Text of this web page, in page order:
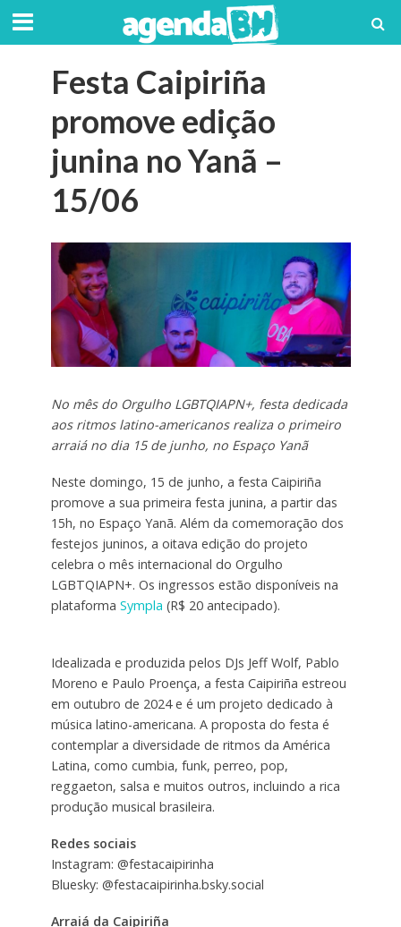
Festa Caipiriña
promove edição
junina no Yanã –
15/06
No mês do Orgulho LGBTQIAPN+, festa dedicada
aos ritmos latino-americanos realiza o primeiro
arraiá no dia 15 de junho, no Espaço Yanã
Neste domingo, 15 de junho, a festa Caipiriña
promove a sua primeira festa junina, a partir das
15h, no Espaço Yanã. Além da comemoração dos
festejos juninos, a oitava edição do projeto
celebra o mês internacional do Orgulho
LGBTQIAPN+. Os ingressos estão disponíveis na
plataforma Sympla (R$ 20 antecipado).
Idealizada e produzida pelos DJs Jeff Wolf, Pablo
Moreno e Paulo Proença, a festa Caipiriña estreou
em outubro de 2024 e é um projeto dedicado à
música latino-americana. A proposta do festa é
contemplar a diversidade de ritmos da América
Latina, como cumbia, funk, perreo, pop,
reggaeton, salsa e muitos outros, incluindo a rica
produção musical brasileira.
Redes sociais
Instagram: @festacaipirinha
Bluesky: @festacaipirinha.bsky.social
Arraiá da Caipiriña